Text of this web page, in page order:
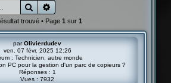
c
Rechercher
trouvé • Page1 sur1
parOlivierdudev
ven. 07 févr. 2025 12:26
: Technicien, autre monde
PC pour la gestion d'un parc de copieurs ?
Réponses : 1
Vues :7932